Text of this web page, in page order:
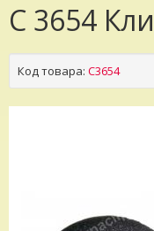
C 3654
Код товара: C3654